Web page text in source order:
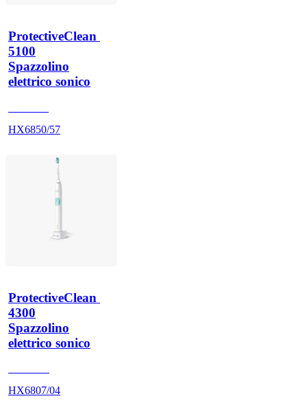
ProtectiveClean
5100
Spazzolino
elettrico sonico
HX6850/57
ProtectiveClean
4300
Spazzolino
elettrico sonico
HX6807/04